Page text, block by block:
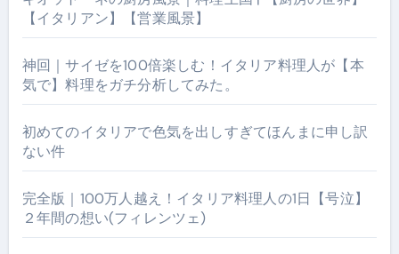
【イタリアン】【営業風景】
神回｜サイゼを100倍楽しむ！イタリア料理人が【本
気で】料理をガチ分析してみた。
初めてのイタリアで色気を出しすぎてほんまに申し訳
ない件
完全版｜100万人越え！イタリア料理人の1日【号泣】
２年間の想い(フィレンツェ)